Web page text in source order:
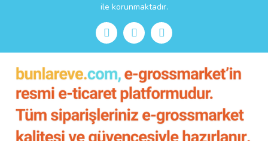
ile korunmaktadır.